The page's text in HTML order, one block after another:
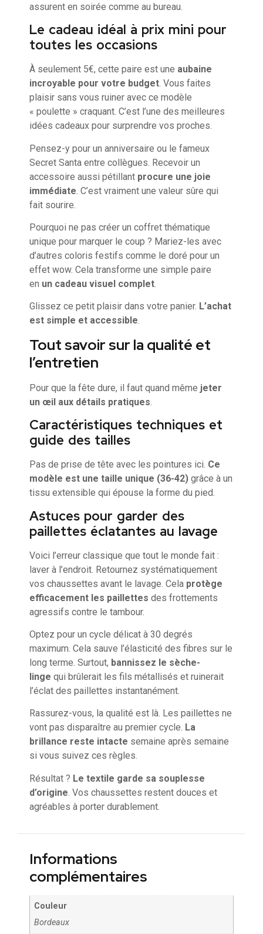
assurent en soirée comme au bureau.
Le cadeau idéal à prix mini pour
toutes les occasions
À seulement 5€, cette paire est une aubaine
incroyable pour votre budget. Vous faites
plaisir sans vous ruiner avec ce modèle
« poulette » craquant. C’est l’une des meilleures
idées cadeaux pour surprendre vos proches.
Pensez-y pour un anniversaire ou le fameux
Secret Santa entre collègues. Recevoir un
accessoire aussi pétillant procure une joie
immédiate . C’est vraiment une valeur sûre qui
fait sourire.
Pourquoi ne pas créer un coffret thématique
unique pour marquer le coup ? Mariez-les avec
d’autres coloris festifs comme le doré pour un
effet wow. Cela transforme une simple paire
en un cadeau visuel complet.
Glissez ce petit plaisir dans votre panier. L’achat
est simple et accessible.
Tout savoir sur la qualité et
l’entretien
Pour que la fête dure, il faut quand même jeter
un œil aux détails pratiques
Caractéristiques techniques et
guide des tailles
Pas de prise de tête avec les pointures ici. Ce
modèle est une taille unique (36-42) grâce à un
tissu extensible qui épouse la forme du pied.
Astuces pour garder des
paillettes éclatantes au lavage
Voici l’erreur classique que tout le monde fait :
laver à l’endroit. Retournez systématiquement
vos chaussettes avant le lavage. Cela protège
efficacement les paillettes des frottements
agressifs contre le tambour.
Optez pour un cycle délicat à 30 degrés
maximum. Cela sauve l’élasticité des fibres sur le
long terme. Surtout, bannissez le sèche-
linge qui brûlerait les fils métallisés et ruinerait
l’éclat des paillettes instantanément.
Rassurez-vous, la qualité est là. Les paillettes ne
vont pas disparaître au premier cycle. La
brillance reste intacte semaine après semaine
si vous suivez ces règles.
Résultat ? Le textile garde sa souplesse
d’origine . Vos chaussettes restent douces et
agréables à porter durablement.
Informations
complémentaires
Couleur
Bordeaux